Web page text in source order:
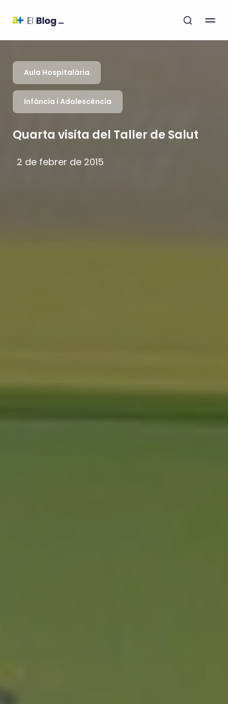
Aula Hospitalària
Infància i Adolescència
Quarta visita del Taller de Salut
2 de febrer de 2015